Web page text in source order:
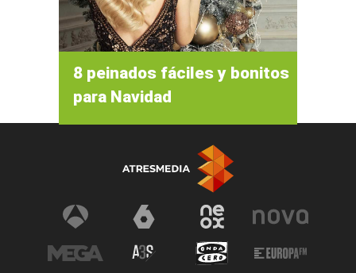
8 peinados fáciles y bonitos
para Navidad